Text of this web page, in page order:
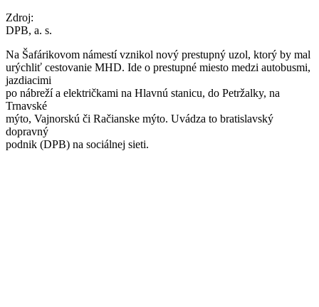
Zdroj:
DPB, a. s.
Na Šafárikovom námestí vznikol nový prestupný uzol, ktorý by mal
urýchliť cestovanie MHD. Ide o prestupné miesto medzi autobusmi,
jazdiacimi
po nábreží a električkami na Hlavnú stanicu, do Petržalky, na
Trnavské
mýto, Vajnorskú či Račianske mýto. Uvádza to bratislavský
dopravný
podnik (DPB) na sociálnej sieti.